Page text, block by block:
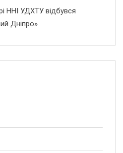
ННІ УДХТУ відбувся
Дніпро»